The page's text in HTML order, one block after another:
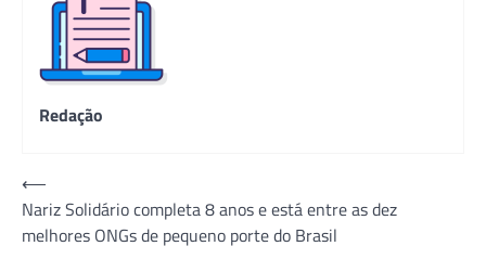
Redação
Navegação
de
Post
⟵
Nariz Solidário completa 8 anos e está entre as dez
melhores ONGs de pequeno porte do Brasil